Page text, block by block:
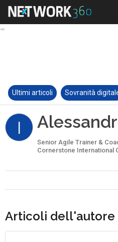
Ultimi articoli Sovranità
I
Senior Agile Trainer &
Cornerstone International
Articoli dell'autore